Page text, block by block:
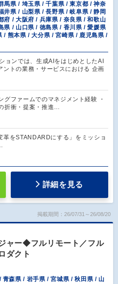
馬県 / 埼玉県 / 千葉県 / 東京都 / 神奈
井県 / 山梨県 / 長野県 / 岐阜県 / 静岡
府 / 大阪府 / 兵庫県 / 奈良県 / 和歌山
県 / 山口県 / 徳島県 / 香川県 / 愛媛県
/ 熊本県 / 大分県 / 宮崎県 / 鹿児島県 /
ョンでは、生成AIをはじめとしたAI
ントの業務・サービスにおける 企画
グファームでのマネジメント経験 ・
折衝・提案・推進…
革をSTANDARDにする」をミッショ
詳細を見る
掲載期間：26/07/31～26/08/20
ャー◆フルリモート／フル
ダクト
青森県 / 岩手県 / 宮城県 / 秋田県 / 山